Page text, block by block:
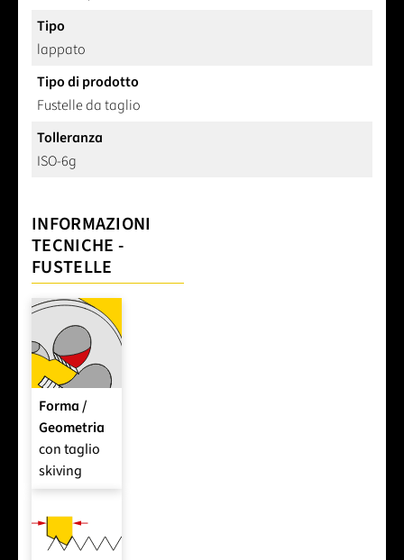
Tipo
lappato
Tipo di prodotto
Fustelle da taglio
Tolleranza
ISO-6g
INFORMAZIONI
TECNICHE -
FUSTELLE
Forma /
Geometria
con taglio
skiving